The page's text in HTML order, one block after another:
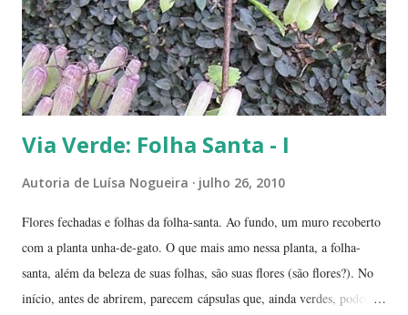
deslocá-lo. Hoje ele continua lá, coladinho ao pé de jabuticaba,
fazendo sombra para ...
Via Verde: Folha Santa - I
Autoria de Luísa Nogueira julho 26, 2010
Flores fechadas e folhas da folha-santa. Ao fundo, um muro recoberto
com a planta unha-de-gato. O que mais amo nessa planta, a folha-
santa, além da beleza de suas folhas, são suas flores (são flores?). No
início, antes de abrirem, parecem cápsulas que, ainda verdes, podem